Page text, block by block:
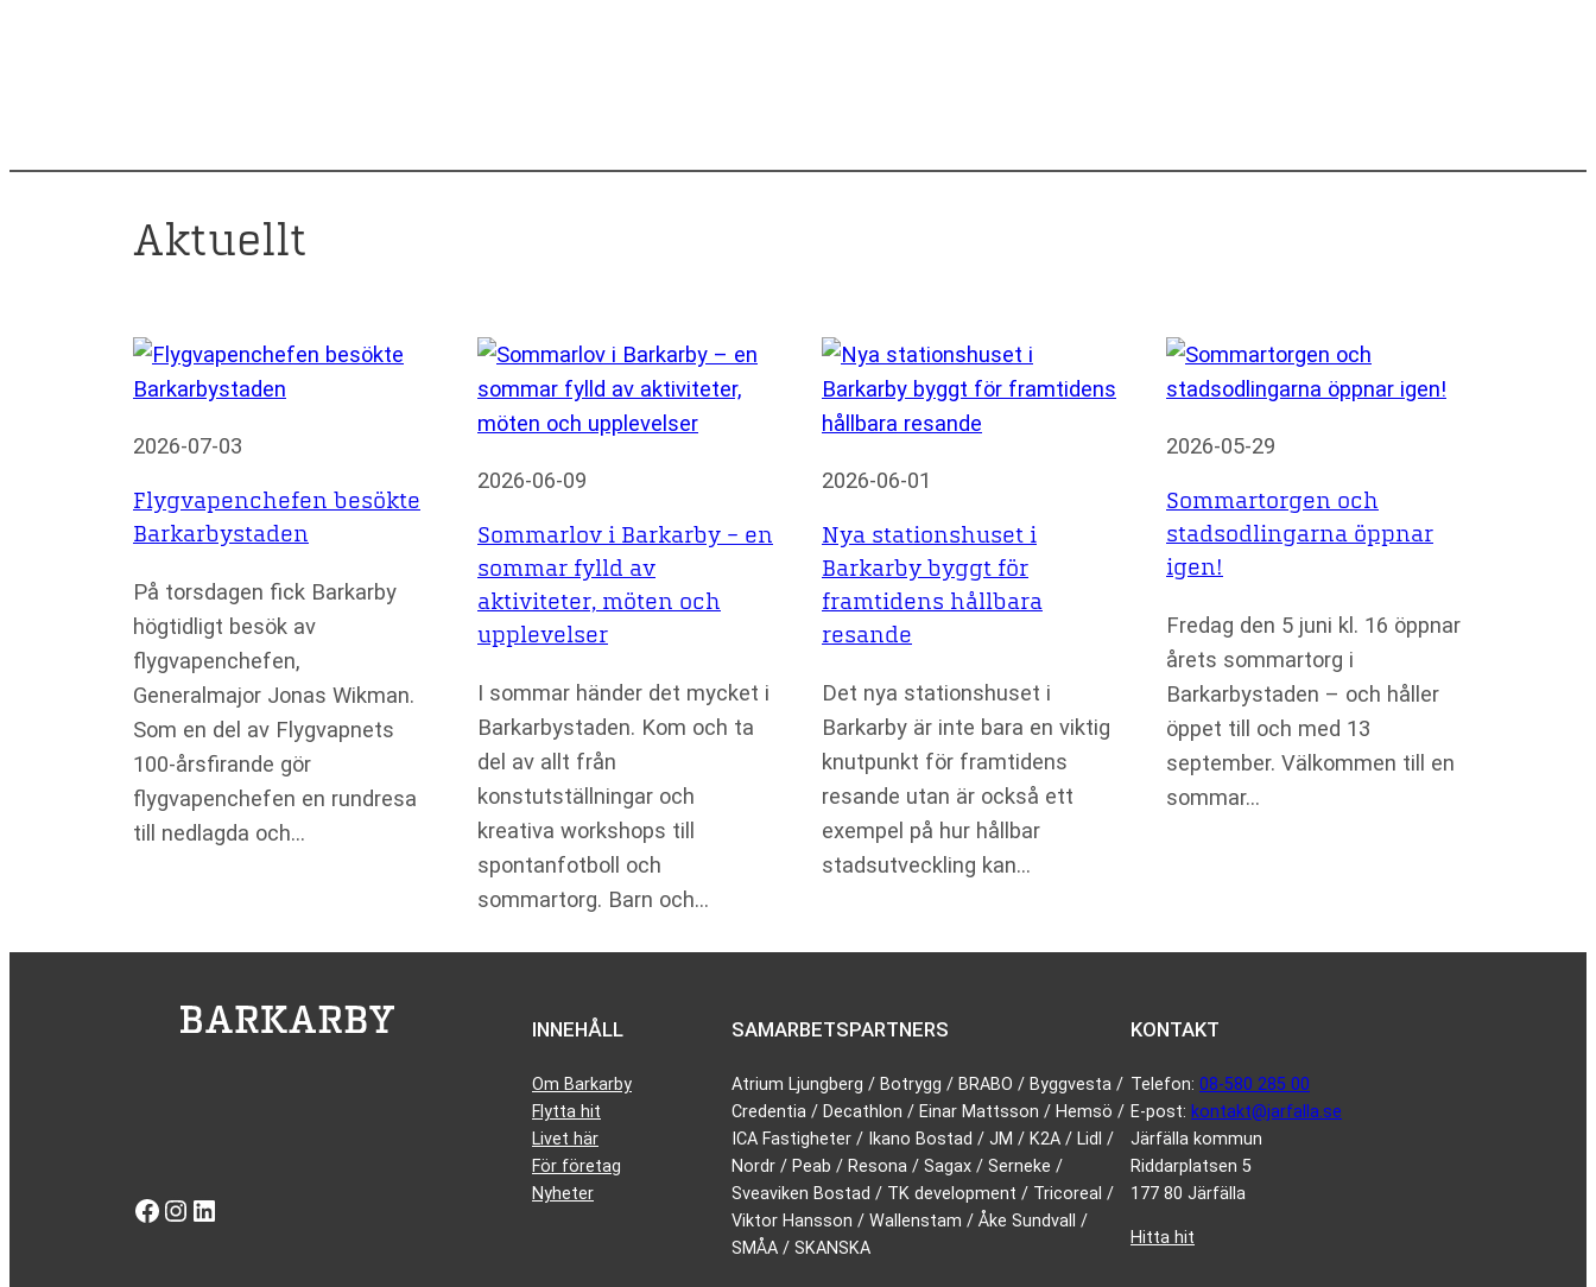
Aktuellt
2026-07-03
Flygvapenchefen besökte
Barkarbystaden
På torsdagen fick Barkarby
högtidligt besök av
flygvapenchefen,
Generalmajor Jonas Wikman.
Som en del av Flygvapnets
100-årsfirande gör
flygvapenchefen en rundresa
till nedlagda och…
2026-06-09
Sommarlov i Barkarby – en
sommar fylld av
aktiviteter, möten och
upplevelser
I sommar händer det mycket i
Barkarbystaden. Kom och ta
del av allt från
konstutställningar och
kreativa workshops till
spontanfotboll och
sommartorg. Barn och…
2026-06-01
Nya stationshuset i
Barkarby byggt för
framtidens hållbara
resande
Det nya stationshuset i
Barkarby är inte bara en viktig
knutpunkt för framtidens
resande utan är också ett
exempel på hur hållbar
stadsutveckling kan…
2026-05-29
Sommartorgen och
stadsodlingarna öppnar
igen!
Fredag den 5 juni kl. 16 öppnar
årets sommartorg i
Barkarbystaden – och håller
öppet till och med 13
september. Välkommen till en
sommar…
Facebook Instagram LinkedIn
INNEHÅLL
Om Barkarby
Flytta hit
Livet här
För företag
Nyheter
SAMARBETSPARTNERS
Atrium Ljungberg / Botrygg / BRABO / Byggvesta /
Credentia / Decathlon / Einar Mattsson / Hemsö /
ICA Fastigheter / Ikano Bostad / JM / K2A / Lidl /
Nordr / Peab / Resona / Sagax / Serneke /
Sveaviken Bostad / TK development / Tricoreal /
Viktor Hansson / Wallenstam / Åke Sundvall /
SMÅA / SKANSKA
KONTAKT
Telefon: 08-580 285 00
E-post: kontakt@jarfalla.se
Järfälla kommun
Riddarplatsen 5
177 80 Järfälla
Hitta hit